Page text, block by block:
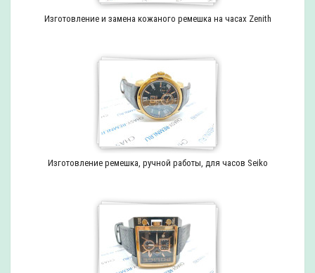
Изготовление и замена кожаного ремешка на часах Zenith
Изготовление ремешка, ручной работы, для часов Seiko